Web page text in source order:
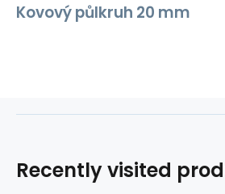
Kovový půlkruh 20 mm
Recently visited